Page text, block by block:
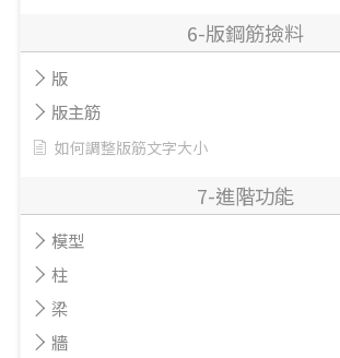
6-版鋼筋撿料
版
版主筋
如何調整版筋文字大小
7-進階功能
模型
柱
梁
牆